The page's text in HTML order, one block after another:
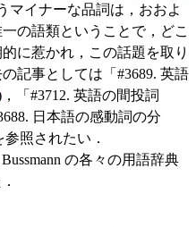
マイナーな品詞は，おおよ
の語類ということで，どこ
に惹かれ，この話題を取り
記事としては「#3689. 英語
「#3712. 英語の間投詞
日本語の感動詞の分
参照されたい．
の各々の用語辞典